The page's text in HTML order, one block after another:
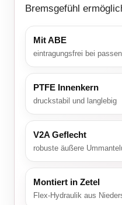
Bremsgefühl
Mit ABE
eintragungsfrei bei
PTFE Innenkern
druckstabil und langlebig
V2A Geflecht
robuste äußere
Montiert in Zetel
Flex-Hydraulik aus